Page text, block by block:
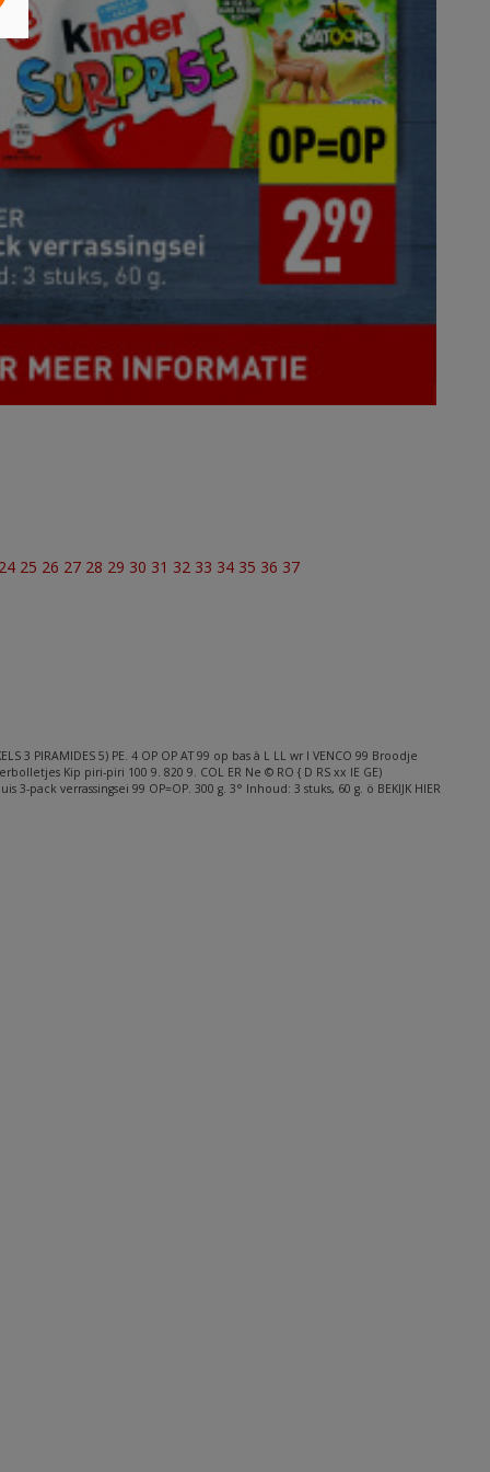
25 26 27 28 29 30 31 32 33 34 35 36 37
3 PIRAMIDES 5) PE. 4 OP OP AT 99 op bas à L LL wr l VENCO 99 Broodje
Kip piri-piri 100 9. 820 9. COL ER Ne © RO { D RS xx IE GE)
3-pack verrassingsei 99 OP=OP. 300 g. 3° Inhoud: 3 stuks, 60 g. ö BEKIJK HIER